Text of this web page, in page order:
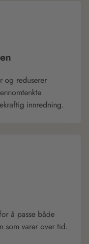
og reduserer
innredning.
å passe både
som varer over tid.